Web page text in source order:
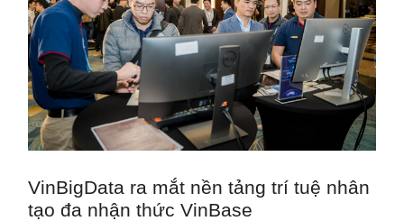
VinBigData ra mắt nền tảng trí tuệ nhân
tạo đa nhận thức VinBase